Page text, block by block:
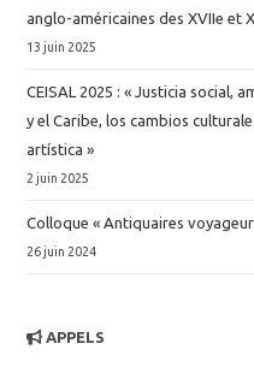
anglo-américaines des XVIIe et
13 juin 2025
CEISAL 2025 : « Justicia social,
y el Caribe, los cambios
artística »
2 juin 2025
Colloque « Antiquaires
26 juin 2024
APPELS